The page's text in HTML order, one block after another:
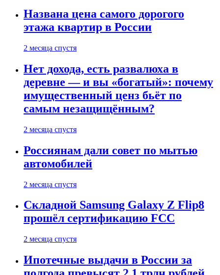
Названа цена самого дорогого
этажа квартир в России
2 месяца спустя
Нет дохода, есть развалюха в
деревне — и вы «богатый»: почему
имущественный ценз бьёт по
самым незащищённым?
2 месяца спустя
Россиянам дали совет по мытью
автомобилей
2 месяца спустя
Складной Samsung Galaxy Z Flip8
прошёл сертификацию FCC
2 месяца спустя
Ипотечные выдачи в России за